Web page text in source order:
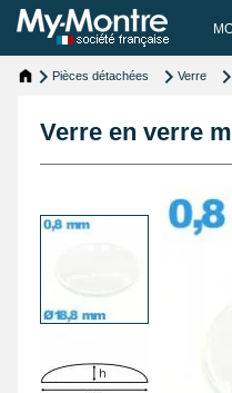
Pièces détachées Verre
Verre en verre